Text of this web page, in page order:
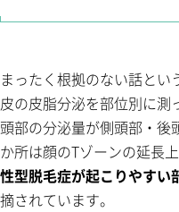
まったく根拠のない話と
皮の皮脂分泌を部位別に測
頭部の分泌量が側頭部・後
か所は顔のTゾーンの延長
性型脱毛症が起こりやすい
摘されています。